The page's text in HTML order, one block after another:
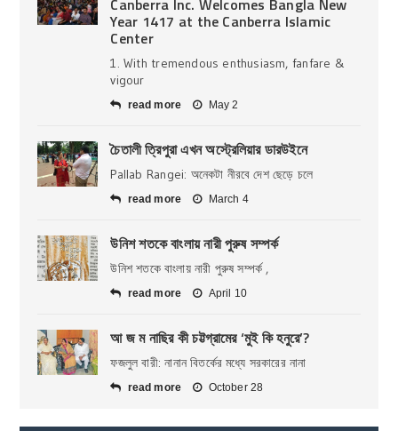
Canberra Inc. Welcomes Bangla New
Year 1417 at the Canberra Islamic
Center
1. With tremendous enthusiasm, fanfare &
vigour
read more May 2
চৈতালী ত্রিপুরা এখন অস্ট্রেলিয়ার ডারউইনে
Pallab Rangei: অনেকটা নীরবে দেশ ছেড়ে চলে
read more March 4
উনিশ শতকে বাংলায় নারী পুরুষ সম্পর্ক
উনিশ শতকে বাংলায় নারী পুরুষ সম্পর্ক ,
read more April 10
আ জ ম নাছির কী চট্টগ্রামের ‘মুই কি হনুরে’?
ফজলুল বারী: নানান বিতর্কের মধ্যে সরকারের নানা
read more October 28